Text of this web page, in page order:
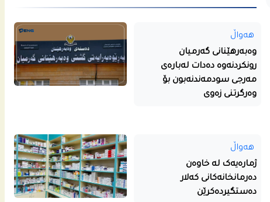
هەواڵ
وەبەرهێنانی گەرمیان
رونکردنەوە دەدات لەبارەی
مەرجی سودمەندنەبون بۆ
وەرگرتنی زەوی
هەواڵ
ژمارەیەک لە خاوەن
دەرمانخانەکانی کەلار
دەستگیردەکرێن